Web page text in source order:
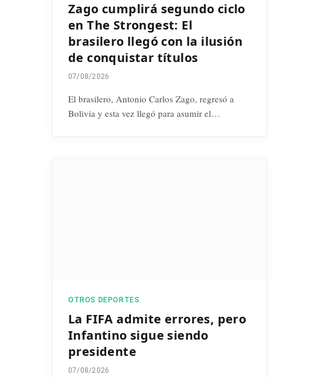
Zago cumplirá segundo ciclo
en The Strongest: El
brasilero llegó con la ilusión
de conquistar títulos
07/08/2026
El brasilero, Antonio Carlos Zago, regresó a
Bolivia y esta vez llegó para asumir el…
OTROS DEPORTES
La FIFA admite errores, pero
Infantino sigue siendo
presidente
07/08/2026